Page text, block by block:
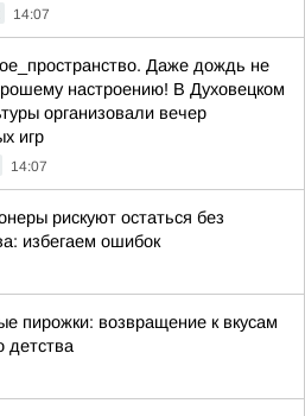
14:07
Даже дождь не
настроению! В Духовецком
организовали вечер
игр
14:07
рискуют остаться без
избегаем ошибок
пирожки: возвращение к вкусам
детства